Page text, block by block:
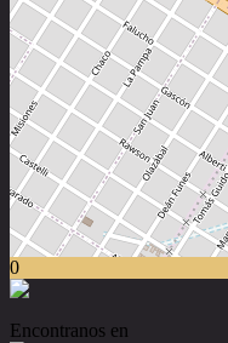
0
Encontranos en